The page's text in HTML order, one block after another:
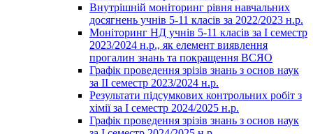
Внутрішній моніторинг рівня навчальних
досягнень учнів 5-11 класів за 2022/2023 н.р.
Моніторинг НД учнів 5-11 класів за І семестр
2023/2024 н.р., як елемент виявлення
прогалин знань та покращення ВСЯО
Графік проведення зрізів знань з основ наук
за ІІ семестр 2023/2024 н.р.
Результати підсумкових контрольних робіт з
хімії за І семестр 2024/2025 н.р.
Графік проведення зрізів знань з основ наук